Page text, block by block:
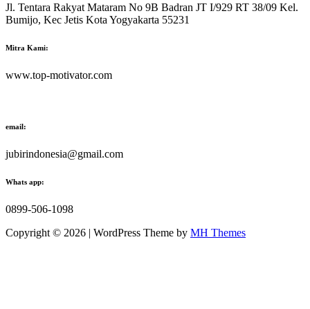
Jl. Tentara Rakyat Mataram No 9B Badran JT I/929 RT 38/09 Kel.
Bumijo, Kec Jetis Kota Yogyakarta 55231
Mitra Kami:
www.top-motivator.com
email:
jubirindonesia@gmail.com
Whats app:
0899-506-1098
Copyright © 2026 | WordPress Theme by MH Themes